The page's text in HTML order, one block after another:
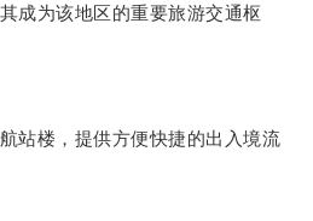
为该地区的重要旅游交通枢
楼，提供方便快捷的出入境流